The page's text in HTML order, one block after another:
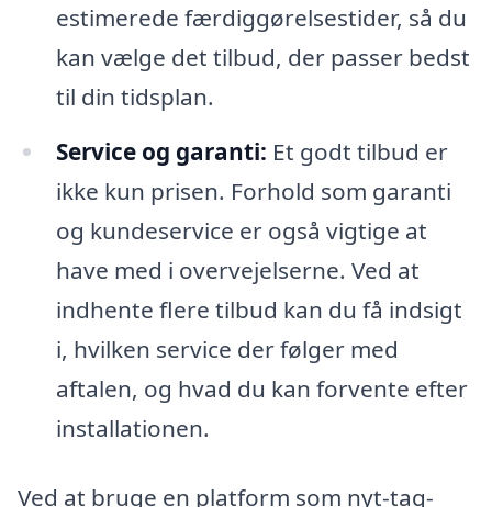
estimerede færdiggørelsestider, så du
kan vælge det tilbud, der passer bedst
til din tidsplan.
Service og garanti: Et godt tilbud er
ikke kun prisen. Forhold som garanti
og kundeservice er også vigtige at
have med i overvejelserne. Ved at
indhente flere tilbud kan du få indsigt
i, hvilken service der følger med
aftalen, og hvad du kan forvente efter
installationen.
Ved at bruge en platform som nyt-tag-